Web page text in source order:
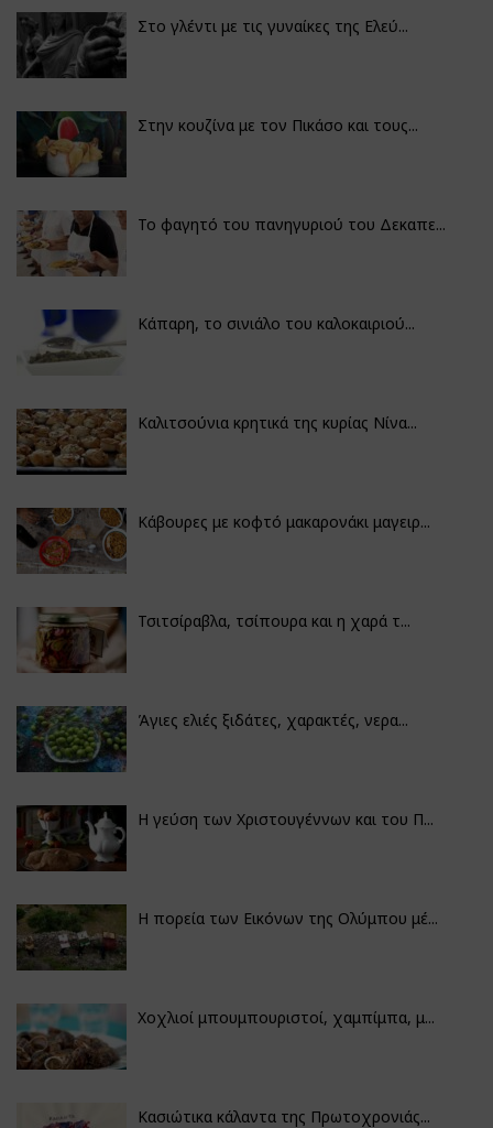
Στο γλέντι με τις γυναίκες της Ελεύ...
Στην κουζίνα με τον Πικάσο και τους...
Το φαγητό του πανηγυριού του Δεκαπε...
Κάπαρη, το σινιάλο του καλοκαιριού...
Καλιτσούνια κρητικά της κυρίας Νίνα...
Κάβουρες με κοφτό μακαρονάκι μαγειρ...
Τσιτσίραβλα, τσίπουρα και η χαρά τ...
Άγιες ελιές ξιδάτες, χαρακτές, νερα...
Η γεύση των Χριστουγέννων και του Π...
Η πορεία των Εικόνων της Ολύμπου μέ...
Χοχλιοί μπουμπουριστοί, χαμπίμπα, μ...
Κασιώτικα κάλαντα της Πρωτοχρονιάς...